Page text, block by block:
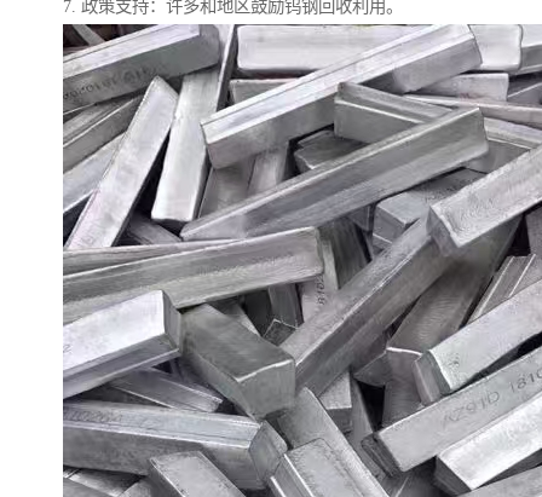
7. 政策支持：许多和地区鼓励钨钢回收利用。